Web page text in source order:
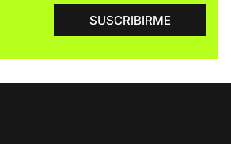
SUSCRIBIRME